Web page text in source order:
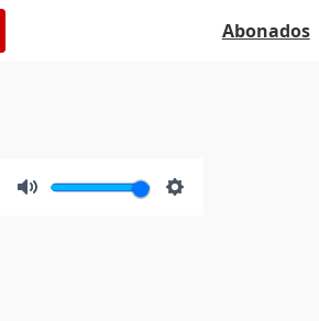
Abonados